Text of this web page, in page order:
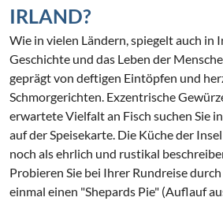
IRLAND?
Wie in vielen Ländern, spiegelt auch in
Geschichte und das Leben der
geprägt von deftigen Eintöpfen und
Schmorgerichten. Exzentrische
erwartete Vielfalt an Fisch suchen Sie
auf der Speisekarte. Die Küche der
noch als ehrlich und rustikal
Probieren Sie bei Ihrer Rundreise
einmal einen "Shepards Pie" (Auflauf